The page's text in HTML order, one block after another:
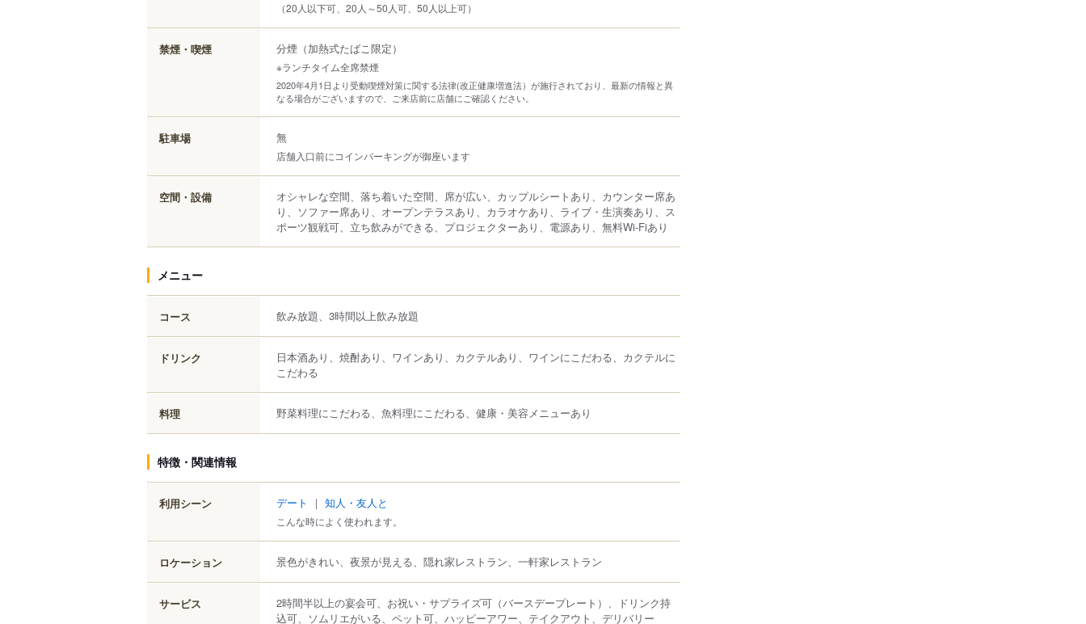
（20人以下可、20人～50人可、50人以上可）
禁煙・喫煙 分煙（加熱式たばこ限定）
※ランチタイム全席禁煙
2020年4月1日より受動喫煙対策に関する法律(改正健康増進法）が施行されており、最新の情報と異
なる場合がございますので、ご来店前に店舗にご確認ください。
駐車場 無
店舗入口前にコインパーキングが御座います
空間・設備
オシャレな空間、落ち着いた空間、席が広い、カップルシートあり、カウンター席あ
り、ソファー席あり、オープンテラスあり、カラオケあり、ライブ・生演奏あり、ス
ポーツ観戦可、立ち飲みができる、プロジェクターあり、電源あり、無料Wi-Fiあり
メニュー
コース 飲み放題、3時間以上飲み放題
ドリンク
日本酒あり、焼酎あり、ワインあり、カクテルあり、ワインにこだわる、カクテルに
こだわる
料理 野菜料理にこだわる、魚料理にこだわる、健康・美容メニューあり
特徴・関連情報
利用シーン デート ｜ 知人・友人と
こんな時によく使われます。
ロケーション 景色がきれい、夜景が見える、隠れ家レストラン、一軒家レストラン
サービス
2時間半以上の宴会可、お祝い・サプライズ可（バースデープレート）、ドリンク持
込可、ソムリエがいる、ペット可、ハッピーアワー、テイクアウト、デリバリー